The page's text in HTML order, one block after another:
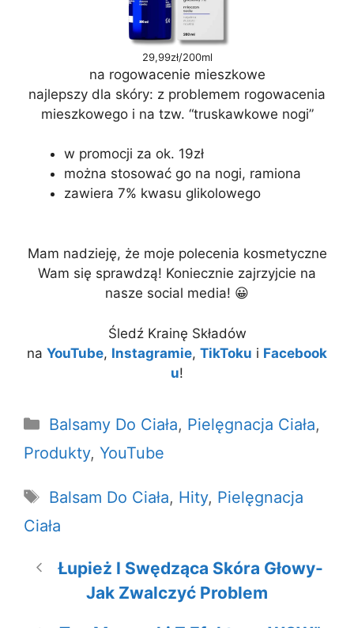
29,99zł/200ml
na rogowacenie mieszkowe
najlepszy dla skóry: z problemem rogowacenia
mieszkowego i na tzw. “truskawkowe nogi”
w promocji za ok. 19zł
można stosować go na nogi, ramiona
zawiera 7% kwasu glikolowego
Mam nadzieję, że moje polecenia kosmetyczne
Wam się sprawdzą! Koniecznie zajrzyjcie na
nasze social media! 😀
Śledź Krainę Składów
na YouTube, Instagramie, TikToku i Facebook
u!
Kategorie
Balsamy Do Ciała, Pielęgnacja Ciała,
Produkty, YouTube
Tagi
Balsam Do Ciała, Hity, Pielęgnacja
Ciała
Łupież I Swędząca Skóra Głowy-
Jak Zwalczyć Problem